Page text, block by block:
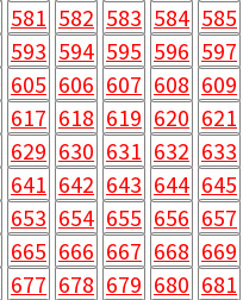
581 582 583 584 585
593 594 595 596 597
605 606 607 608 609
617 618 619 620 621
629 630 631 632 633
641 642 643 644 645
653 654 655 656 657
665 666 667 668 669
677 678 679 680 681